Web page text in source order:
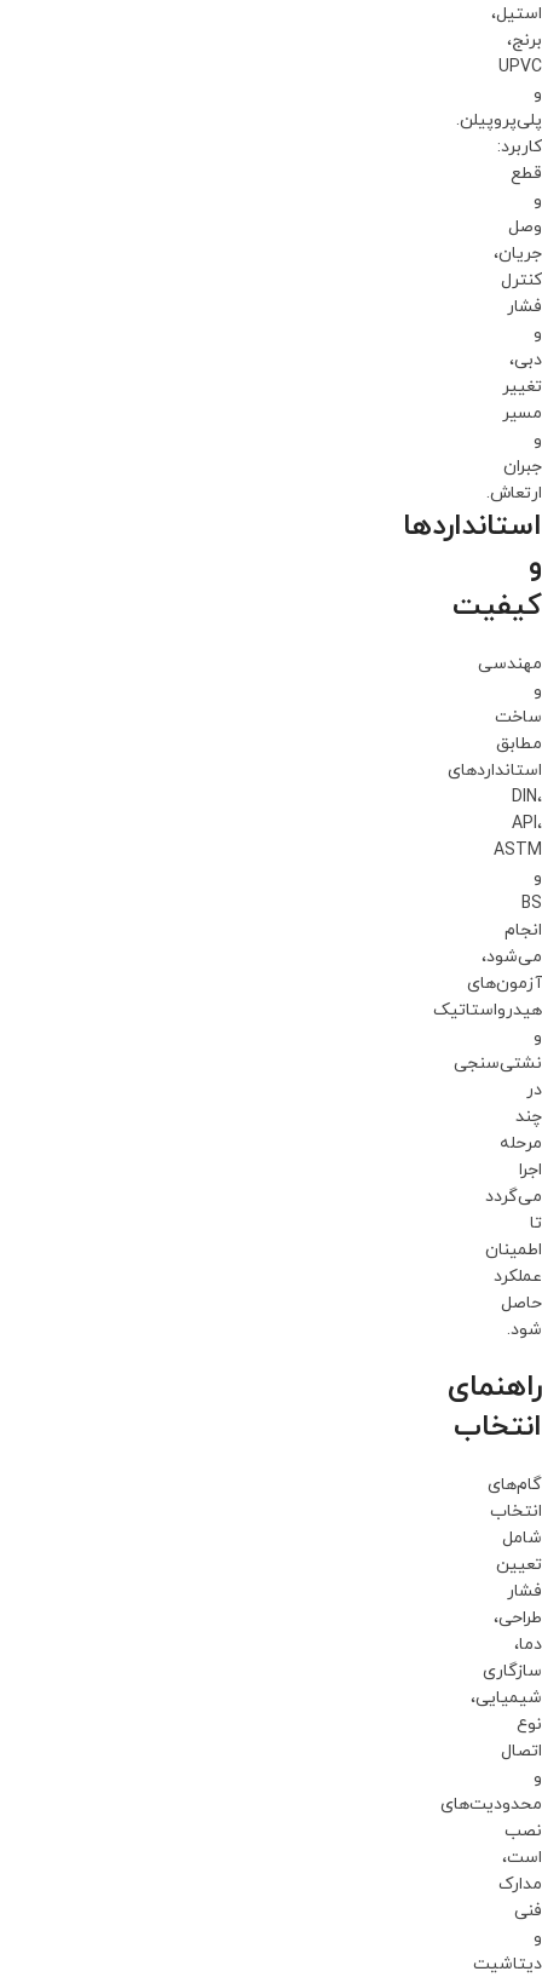
استیل،
برنج،
UPVC
و
پلی‌پروپیلن.
کاربرد:
قطع
و
وصل
جریان،
کنترل
فشار
و
دبی،
تغییر
مسیر
و
جبران
ارتعاش.
استانداردها
و
کیفیت
مهندسی
و
ساخت
مطابق
استانداردهای
DIN،
API،
ASTM
و
BS
انجام
می‌شود،
آزمون‌های
هیدرواستاتیک
و
نشتی‌سنجی
در
چند
مرحله
اجرا
می‌گردد
تا
اطمینان
عملکرد
حاصل
شود.
راهنمای
انتخاب
گام‌های
انتخاب
شامل
تعیین
فشار
طراحی،
دما،
سازگاری
شیمیایی،
نوع
اتصال
و
محدودیت‌های
نصب
است،
مدارک
فنی
و
دیتاشیت